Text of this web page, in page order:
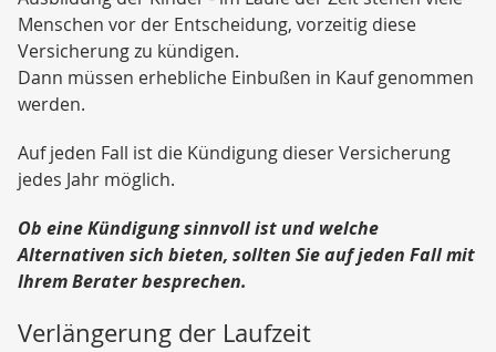
Menschen vor der Entscheidung, vorzeitig diese
Versicherung zu kündigen.
Dann müssen erhebliche Einbußen in Kauf genommen
werden.
Auf jeden Fall ist die Kündigung dieser Versicherung
jedes Jahr möglich.
Ob eine Kündigung sinnvoll ist und welche
Alternativen sich bieten, sollten Sie auf jeden Fall mit
Ihrem Berater besprechen.
Verlängerung der Laufzeit